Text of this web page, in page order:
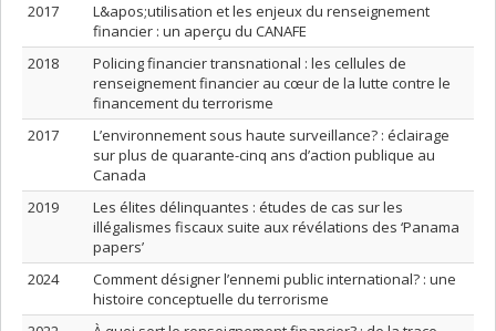
2017
L&apos;utilisation et les enjeux du renseignement
financier : un aperçu du CANAFE
2018
Policing financier transnational : les cellules de
renseignement financier au cœur de la lutte contre le
financement du terrorisme
2017
L’environnement sous haute surveillance? : éclairage
sur plus de quarante-cinq ans d’action publique au
Canada
2019
Les élites délinquantes : études de cas sur les
illégalismes fiscaux suite aux révélations des ‘Panama
papers’
2024
Comment désigner l’ennemi public international? : une
histoire conceptuelle du terrorisme